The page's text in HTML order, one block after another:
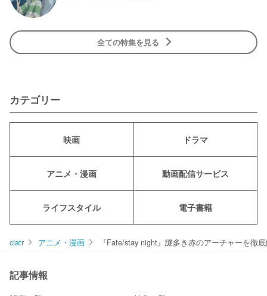
全ての特集を見る
カテゴリー
映画 ドラマ
アニメ・漫画 動画配信サービス
ライフスタイル 電子書籍
ciatr アニメ・漫画 『Fate/stay night』謎多き赤のアーチャーを徹
記事情報